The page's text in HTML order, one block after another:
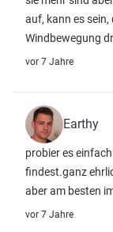
auf, kann es
Windbewegung
vor 7 Jahre
Earthy
probier es
findest.ganz
aber am besten
vor 7 Jahre